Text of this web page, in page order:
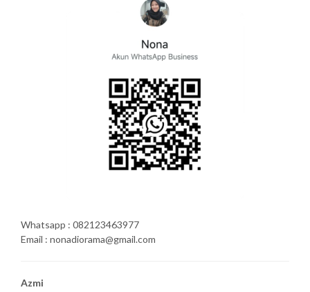
Whatsapp : 082123463977
Email : nonadiorama@gmail.com
Azmi